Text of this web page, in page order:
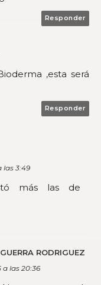
Responder
,esta será
Responder
las 3:49
más las de
RODRIGUEZ
a las 20:36